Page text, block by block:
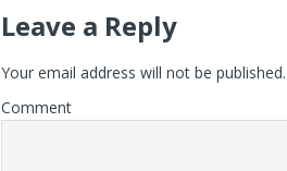
Leave a Reply
Your email address will not be published.
Comment